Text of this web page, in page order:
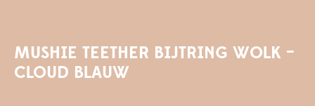
MUSHIE TEETHER BIJTRING WOLK –
CLOUD BLAUW